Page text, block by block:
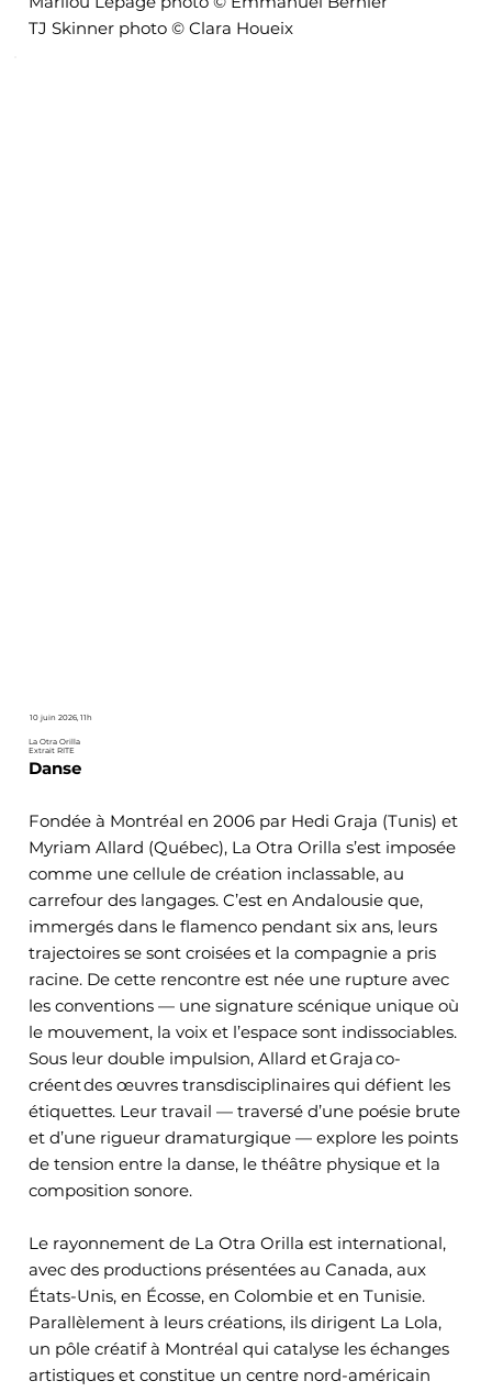
TJ Skinner photo © Clara Houeix
10 juin 2026, 11h
La Otra Orilla
Extrait RITE
Danse
Fondée à Montréal en 2006 par Hedi Graja (Tunis) et
Myriam Allard (Québec), La Otra Orilla s’est imposée
comme une cellule de création inclassable, au
carrefour des langages. C’est en Andalousie que,
immergés dans le flamenco pendant six ans, leurs
trajectoires se sont croisées et la compagnie a pris
racine. De cette rencontre est née une rupture avec
les conventions — une signature scénique unique où
le mouvement, la voix et l’espace sont indissociables.
Sous leur double impulsion, Allard et Graja co-
créent des œuvres transdisciplinaires qui défient les
étiquettes. Leur travail — traversé d’une poésie brute
et d’une rigueur dramaturgique — explore les points
de tension entre la danse, le théâtre physique et la
composition sonore.
Le rayonnement de La Otra Orilla est international,
avec des productions présentées au Canada, aux
États-Unis, en Écosse, en Colombie et en Tunisie.
Parallèlement à leurs créations, ils dirigent La Lola,
un pôle créatif à Montréal qui catalyse les échanges
artistiques et constitue un centre nord-américain